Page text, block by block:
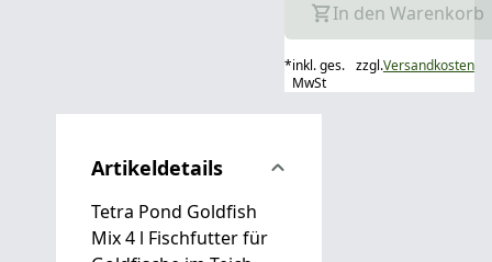
In den Warenkorb
*inkl. ges.
MwSt
zzgl.Versandkosten
Artikeldetails
Tetra Pond Goldfish
Mix 4 l Fischfutter für